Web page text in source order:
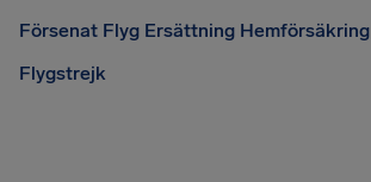
Försenat Flyg Ersättning Hemförsäkring
Flygstrejk